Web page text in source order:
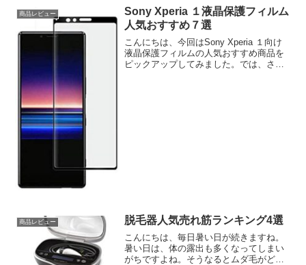
商品レビュー
Sony Xperia １液晶保護フィルム
人気おすすめ７選
こんにちは、今回はSony Xperia １向け
液晶保護フィルムの人気おすすめ商品を
ピックアップしてみました。では、さっ
商品レビュー 脱毛器人気売れ筋ランキング4選
こんにちは、毎日暑い日が続きますね。
暑い日は、体の露出も多くなってしまい
がちですよね。そうなるとムダ毛がどう